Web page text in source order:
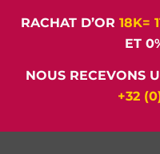
RACHAT D’OR 18K=
ET
NOUS RECEVONS
+32